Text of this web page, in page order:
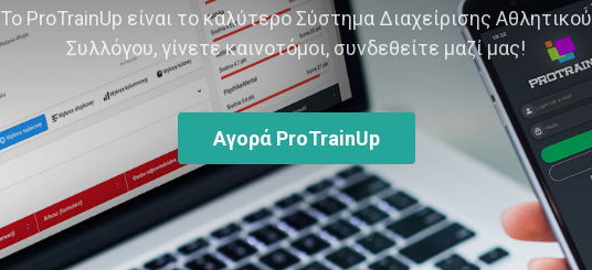
Το ProTrainUp είναι το καλύτερο Σύστημα Διαχείρισης Αθλητικού
Συλλόγου, γίνετε καινοτόμοι, συνδεθείτε μαζί μας!
Αγορά ProTrainUp